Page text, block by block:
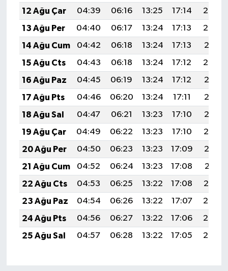
12 Ağu Çar
04:39 06:16 13:25 17:14
20:24
13 Ağu Per
04:40 06:17 13:24 17:13
20:22
14 Ağu Cum
04:42 06:18 13:24 17:13
20:21
15 Ağu Cts
04:43 06:18 13:24 17:12
20:20
16 Ağu Paz
04:45 06:19 13:24 17:12
20:18
17 Ağu Pts
04:46 06:20 13:24 17:11
20:17
18 Ağu Sal
04:47 06:21 13:23 17:10
20:15
19 Ağu Çar
04:49 06:22 13:23 17:10
20:14
20 Ağu Per
04:50 06:23 13:23 17:09
20:13
21 Ağu Cum
04:52 06:24 13:23 17:08
20:11
22 Ağu Cts
04:53 06:25 13:22 17:08
20:10
23 Ağu Paz
04:54 06:26 13:22 17:07
20:08
24 Ağu Pts
04:56 06:27 13:22 17:06
20:07
25 Ağu Sal
04:57 06:28 13:22 17:05 20:05